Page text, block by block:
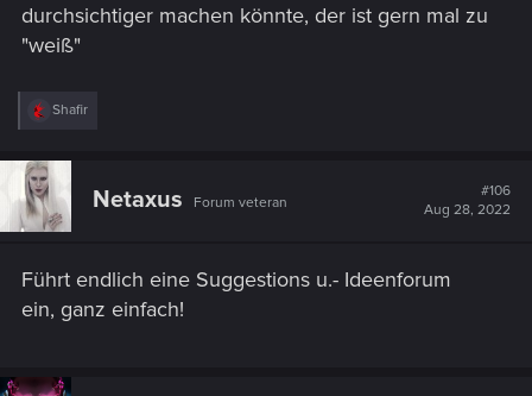
durchsichtiger machen könnte, der ist gern mal zu
"weiß"
R
c
o
:
Shafir
Netaxus Forum veteran
#106
Aug 28, 2022
Führt endlich eine Suggestions u.- Ideenforum
ein, ganz einfach!